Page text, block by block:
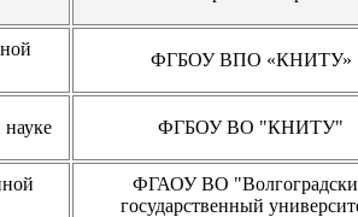
ФГБОУ ВПО «КНИТУ»
ФГБОУ ВО "КНИТУ"
ФГАОУ ВО
государственный